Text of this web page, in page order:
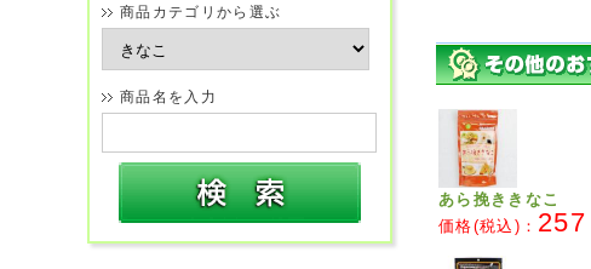
商品カテゴリから選ぶ
商品名を入力
あら挽ききなこ
価格(税込)： 257